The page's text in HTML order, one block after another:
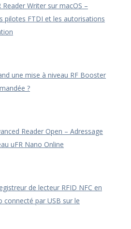
Reader Writer sur macOS –
pilotes FTDI et les autorisations
une mise à niveau RF Booster
?
Reader Open – Adressage
uFR Nano Online
de lecteur RFID NFC en
connecté par USB sur le